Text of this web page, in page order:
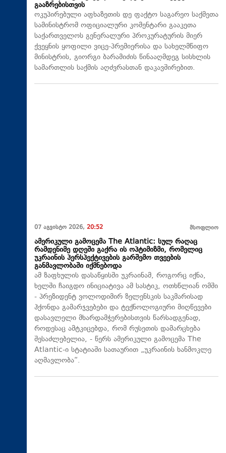
გააზრებისთვის
ოკუპირებული აფხაზეთის დე ფაქტო საგარეო საქმეთა
სამინისტრომ ოფიციალური კომენტარი გააკეთა
საქართველოს გენერალური პროკურატურის მიერ
ქვეყნის ყოფილი ვიცე-პრემიერისა და სახელმწიფო
მინისტრის, გიორგი ბარამიძის წინააღმდეგ სისხლის
სამართლის საქმის აღძვრასთან დაკავშირებით.
07 აგვისტო 2026, 20:52 მსოფლიო
ამერიკული გამოცემა The Atlantic: სულ რაღაც
რამდენიმე დღეში გაქრა ის ოპტიმიზმი, რომელიც
უკრაინის პერსპექტივების გარშემო თვეების
განმავლობაში იქმნებოდა
ამ ზაფხულის დასაწყისში უკრაინამ, როგორც იქნა,
ხელში ჩაიგდო ინიციატივა ამ სასტიკ, ოთხწლიან ომში
- პრეზიდენტ ვოლოდიმირ ზელენსკის საკმარისად
ჰქონდა გამარჯვებები და ტექნოლოგიური მიღწევები
დასავლელი მხარდამჭერებისთვის წარსადგენად,
როდესაც ამტკიცებდა, რომ რუსეთის დამარცხება
შესაძლებელია, - წერს ამერიკული გამოცემა The
Atlantic-ი სტატიაში სათაურით „უკრაინის ხანმოკლე
აღმავლობა“.